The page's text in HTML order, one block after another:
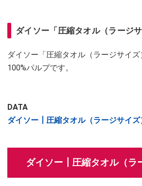
ダイソー「圧縮タオル（ラージ
ダイソー「圧縮タオル（ラージサイズ
100%パルプです。
DATA
ダイソー┃圧縮タオル（ラージサイズ
ダイソー┃圧縮タオル（ラ